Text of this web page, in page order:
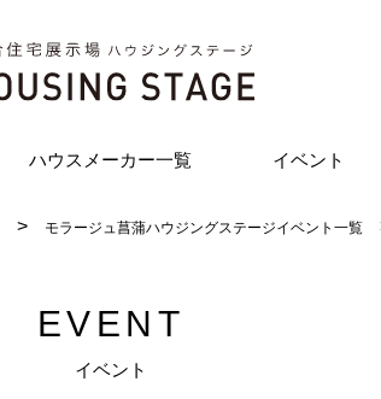
ハウスメーカー一覧 イベント
モラージュ菖蒲ハウジングステージイベント一覧
EVENT
イベント